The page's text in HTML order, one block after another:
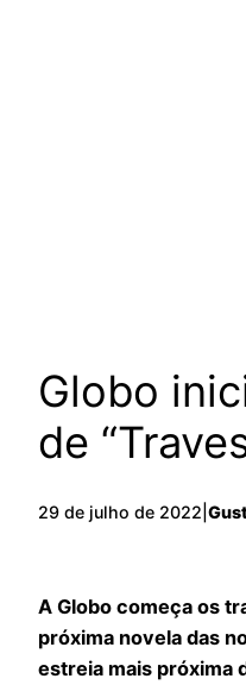
Globo
de
29 de julho de 2022
A Globo começa os
próxima novela das
estreia mais próxima